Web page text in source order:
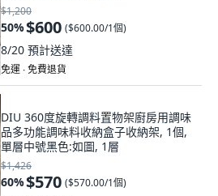
$1,200
50%$600 ($600.00/1個)
8/20 預計送達
免運 ∙ 免費退貨
DIU 360度旋轉調料置物架廚房用調味
品多功能調味料收納盒子收納架, 1個,
單層中號黑色:如圖, 1層
$1,426
60%$570 ($570.00/1個)